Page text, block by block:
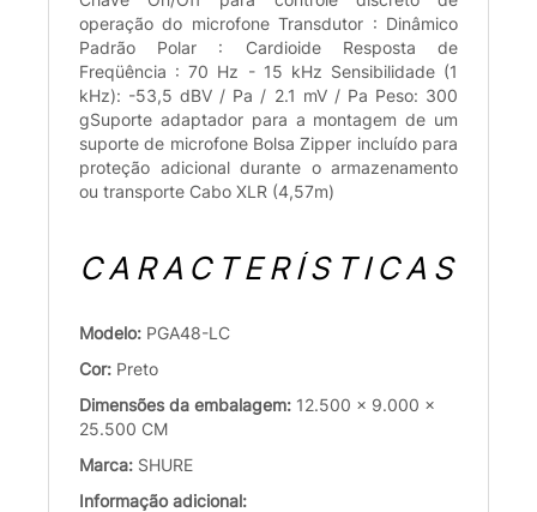
operação do microfone Transdutor : Dinâmico
Padrão Polar : Cardioide Resposta de
Freqüência : 70 Hz - 15 kHz Sensibilidade (1
kHz): -53,5 dBV / Pa / 2.1 mV / Pa Peso: 300
gSuporte adaptador para a montagem de um
suporte de microfone Bolsa Zipper incluído para
proteção adicional durante o armazenamento
ou transporte Cabo XLR (4,57m)
CARACTERÍSTICAS
Modelo: PGA48-LC
Cor: Preto
Dimensões da embalagem: 12.500 x 9.000 x
25.500 CM
Marca: SHURE
Informação adicional: